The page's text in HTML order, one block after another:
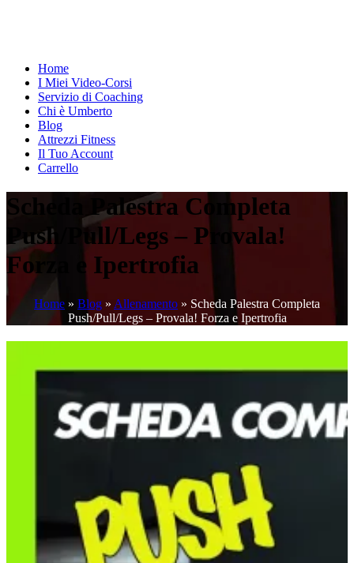
Home
I Miei Video-Corsi
Servizio di Coaching
Chi è Umberto
Blog
Attrezzi Fitness
Il Tuo Account
Carrello
Scheda Palestra Completa
Push/Pull/Legs – Provala!
Forza e Ipertrofia
Home » Blog » Allenamento » Scheda Palestra Completa
Push/Pull/Legs – Provala! Forza e Ipertrofia